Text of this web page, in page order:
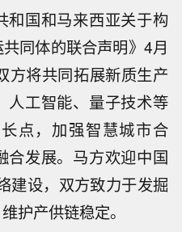
和国和马来西亚关于构
同体的联合声明》4月
方将共同拓展新质生产
人工智能、量子技术等
点，加强智慧城市合
合发展。马方欢迎中国
建设，双方致力于发掘
护产供链稳定。